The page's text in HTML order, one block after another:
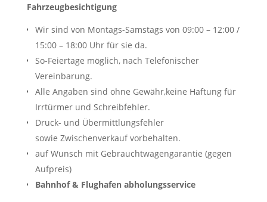
Fahrzeugbesichtigung
Wir sind von Montags-Samstags von 09:00 – 12:00 /
15:00 – 18:00 Uhr für sie da.
So-Feiertage möglich, nach Telefonischer
Vereinbarung.
Alle Angaben sind ohne Gewähr,keine Haftung für
Irrtürmer und Schreibfehler.
Druck- und Übermittlungsfehler
sowie Zwischenverkauf vorbehalten.
auf Wunsch mit Gebrauchtwagengarantie (gegen
Aufpreis)
Bahnhof & Flughafen abholungsservice